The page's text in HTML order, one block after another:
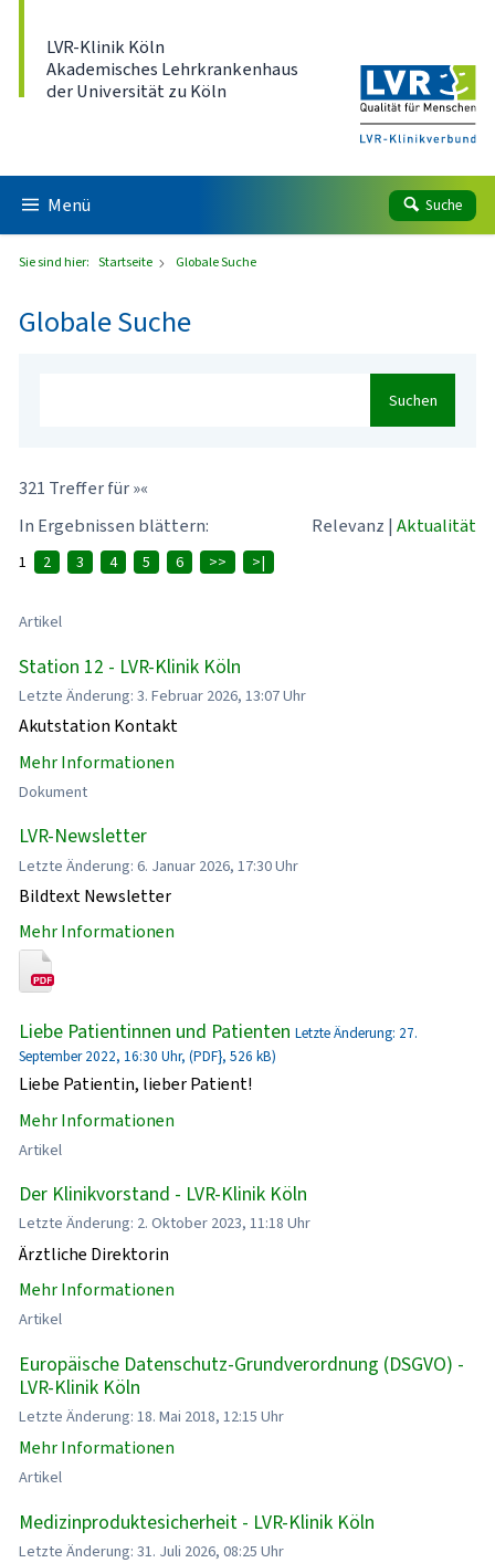
LVR-Klinik Köln
Akademisches Lehrkrankenhaus
der Universität zu Köln
Menü Suche
Sie sind hier: Startseite Globale Suche
Globale Suche
Suchen
321 Treffer für »«
In Ergebnissen blättern:
Relevanz | Aktualität
1 2 3 4 5 6 >> >|
Artikel
Station 12 - LVR-Klinik Köln
Letzte Änderung: 3. Februar 2026, 13:07 Uhr
Akutstation Kontakt
Mehr Informationen
Dokument
LVR-Newsletter
Letzte Änderung: 6. Januar 2026, 17:30 Uhr
Bildtext Newsletter
Mehr Informationen
Liebe Patientinnen und Patienten Letzte Änderung: 27.
September 2022, 16:30 Uhr, (PDF}, 526 kB)
Liebe Patientin, lieber Patient!
Mehr Informationen
Artikel
Der Klinikvorstand - LVR-Klinik Köln
Letzte Änderung: 2. Oktober 2023, 11:18 Uhr
Ärztliche Direktorin
Mehr Informationen
Artikel
Europäische Datenschutz-Grundverordnung (DSGVO) -
LVR-Klinik Köln
Letzte Änderung: 18. Mai 2018, 12:15 Uhr
Mehr Informationen
Artikel
Medizinproduktesicherheit - LVR-Klinik Köln
Letzte Änderung: 31. Juli 2026, 08:25 Uhr